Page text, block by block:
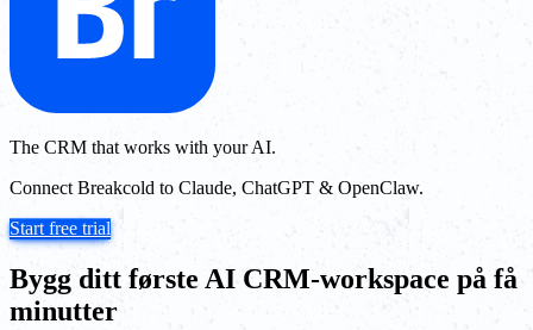
The CRM that works with your AI.
Connect Breakcold to Claude, ChatGPT & OpenClaw.
Start free trial
Bygg ditt første AI CRM-workspace på få
minutter